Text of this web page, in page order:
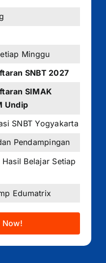
Minggu
SNBT 2027
SIMAK
Undip
SNBT Yogyakarta
Pendampingan
Belajar Setiap
Edumatrix
Now!